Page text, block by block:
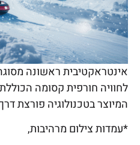
אינטראקטיבית ראשונה
לחוויה חורפית קסומה
המיוצר בטכנולוגיה פורצת
*עמדות צילום מרהיבות,